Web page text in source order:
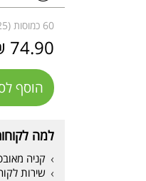
60 כמוסות (1.25 ₪ ליחידה)
74.90 ₪
הוסף
למה
קניה
שירות